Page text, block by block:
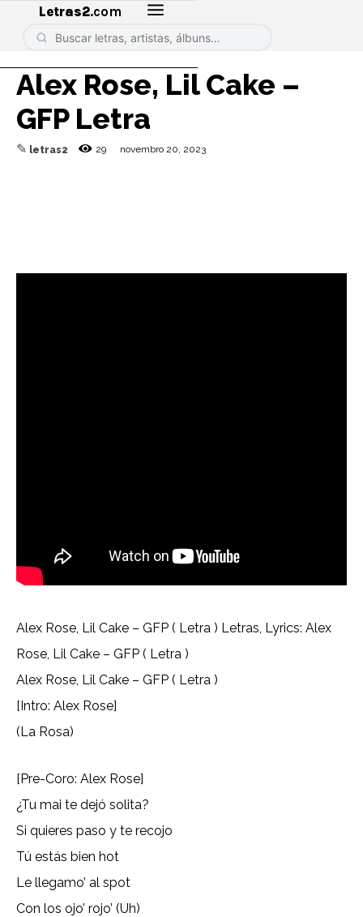
Letras2.com
Alex Rose, Lil Cake –
GFP Letra
✎ letras2 29 novembro 20, 2023
Alex Rose, Lil Cake – GFP ( Letra ) Letras, Lyrics: Alex
Rose, Lil Cake – GFP ( Letra )
Alex Rose, Lil Cake – GFP ( Letra )
[Intro: Alex Rose]
(La Rosa)
[Pre-Coro: Alex Rose]
¿Tu mai te dejó solita?
Si quieres paso y te recojo
Tú estás bien hot
Le llegamo’ al spot
Con los ojo’ rojo’ (Uh)